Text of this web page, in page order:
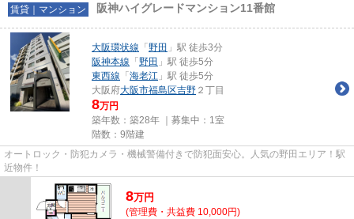
賃貸｜マンション 阪神ハイグレードマンション11番館
大阪環状線 「 野田 」駅 徒歩3分
阪神本線 「 野田 」駅 徒歩5分
東西線 「 海老江 」駅 徒歩5分
大阪府大阪市福島区吉野 ２丁目
8万円
築年数：築28年 ｜募集中： 1室
階数：9階建
オートロック・防犯カメラ・機械警備付きで防犯面安心。人気の野田エリア！駅
近物件！
8万円
(管理費・共益費 10,000円)